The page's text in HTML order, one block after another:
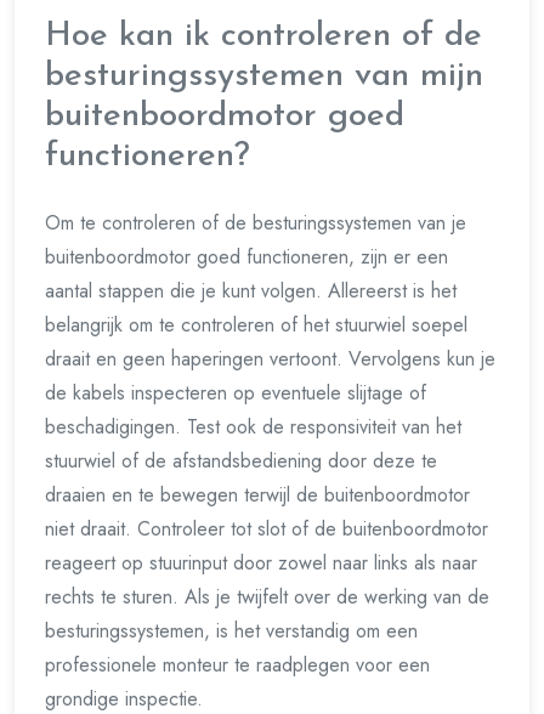
Hoe kan ik controleren of de
besturingssystemen van mijn
buitenboordmotor goed
functioneren?
Om te controleren of de besturingssystemen van je
buitenboordmotor goed functioneren, zijn er een
aantal stappen die je kunt volgen. Allereerst is het
belangrijk om te controleren of het stuurwiel soepel
draait en geen haperingen vertoont. Vervolgens kun je
de kabels inspecteren op eventuele slijtage of
beschadigingen. Test ook de responsiviteit van het
stuurwiel of de afstandsbediening door deze te
draaien en te bewegen terwijl de buitenboordmotor
niet draait. Controleer tot slot of de buitenboordmotor
reageert op stuurinput door zowel naar links als naar
rechts te sturen. Als je twijfelt over de werking van de
besturingssystemen, is het verstandig om een
professionele monteur te raadplegen voor een
grondige inspectie.